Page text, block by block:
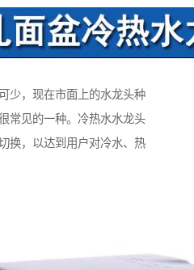
少，现在市面上的水龙头种
常见的一种。冷热水水龙头
换，以达到用户对冷水、热